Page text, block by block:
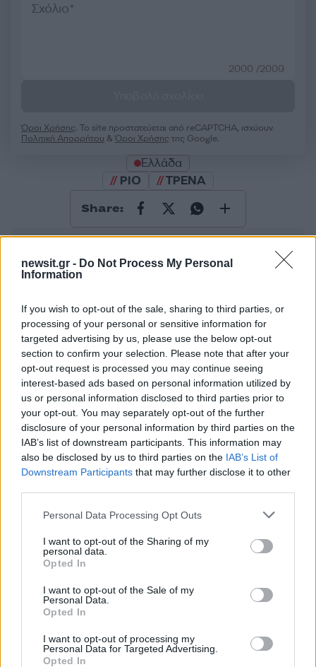
newsit.gr - Do Not Process My Personal
Information
If you wish to opt-out of the sale, sharing to third parties, or
processing of your personal or sensitive information for
targeted advertising by us, please use the below opt-out
section to confirm your selection. Please note that after your
opt-out request is processed you may continue seeing
interest-based ads based on personal information utilized by
us or personal information disclosed to third parties prior to
your opt-out. You may separately opt-out of the further
disclosure of your personal information by third parties on the
IAB’s list of downstream participants. This information may
also be disclosed by us to third parties on the IAB’s List of
Downstream Participants that may further disclose it to other
Please note that this website/app uses one or more Google
not limited to your visit or usage behaviour. You may click to
grant or deny consent to Google and its third-party tags to
use your data for below specified purposes in below Google
consent section.
Personal Data Processing Opt Outs
I want to opt-out of the Sharing of my
personal data.
Opted In
I want to opt-out of the Sale of my
Personal Data.
Opted In
I want to opt-out of processing my
Personal Data for Targeted Advertising.
Opted In
2000 /2000
Όροι Χρήσης. Το site προστατεύεται από reCAPTCHA, ισχύουν
Πολιτική Απορρήτου &Όροι Χρήσης της Google.
Ελλάδα
ΡΙΟ
ΤΡΕΝΑ
Share:
ενημερωθείτε πρώτοι για όλη την ειδησεογραφία και τα
τελευταία νέατης ημέρας
Πιο δημοφιλή
1 Μετέτρεψαν το Σαρακήνικο της Μήλου σε
ελικοδρόμιο – «Πάρκαραν» το ελικόπτερο
τους για να κάνουν μπάνιο
2Γιάννης Παπαμιχαήλ: «Η απαγόρευση
αφορά στη χρήση της εικόνας και της
φωνής της Αλίκης Βουγιουκλάκη μέσω AI»
3μπότοξ και ανέβασε στο Instagram την
εμπειρία της
πισίνα, δε θα είχα θρηνήσει το παιδί μου» –
Η σπαρακτική περιγραφή του πατέρα και
τα κενά στους ισχυρισμούς του ιδιοκτήτη
Εκρηκτικό κοκτέιλ με 40άρια και 8 μποφόρ
- Σε συναγερμό η χώρα για φωτιές,